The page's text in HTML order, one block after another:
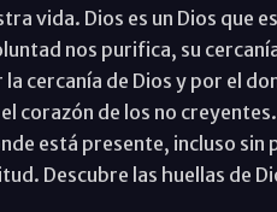
vida. Dios es un Dios que
nos purifica, su
cercanía de Dios y por el
corazón de los no
está presente, incluso
Descubre las huellas de